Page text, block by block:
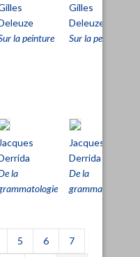
la peinture
Gilles
Deleuze
Sur la peinture
Jacques
la
Jacques
Derrida
De la
grammatologie
5 6 7